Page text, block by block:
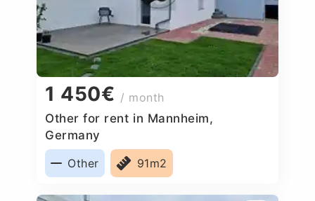
1 450€ / month
Other for rent in Mannheim,
Germany
Other
91m2